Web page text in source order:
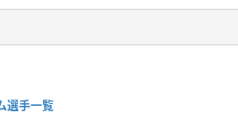
選手一覧